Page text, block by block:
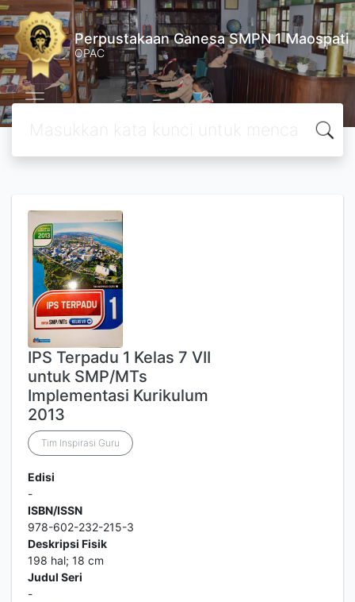
Perpustakaan Ganesa SMPN 1 Maospati
OPAC
IPS Terpadu 1 Kelas 7 VII
untuk SMP/MTs
Implementasi Kurikulum
2013
Tim Inspirasi Guru
Edisi
-
ISBN/ISSN
978-602-232-215-3
Deskripsi Fisik
198 hal; 18 cm
Judul Seri
-